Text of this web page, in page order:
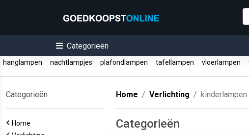
Categorieën
hanglampen nachtlampjes plafondlampen tafellampen vloerlampen
Categorieën
Home
Home Verlichting kinderlampen
Categorieën